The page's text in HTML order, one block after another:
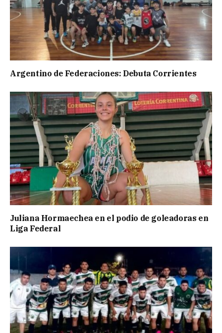
Argentino de Federaciones: Debuta Corrientes
Juliana Hormaechea en el podio de goleadoras en
Liga Federal